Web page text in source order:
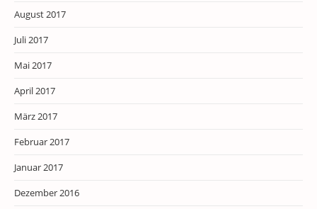
August 2017
Juli 2017
Mai 2017
April 2017
März 2017
Februar 2017
Januar 2017
Dezember 2016